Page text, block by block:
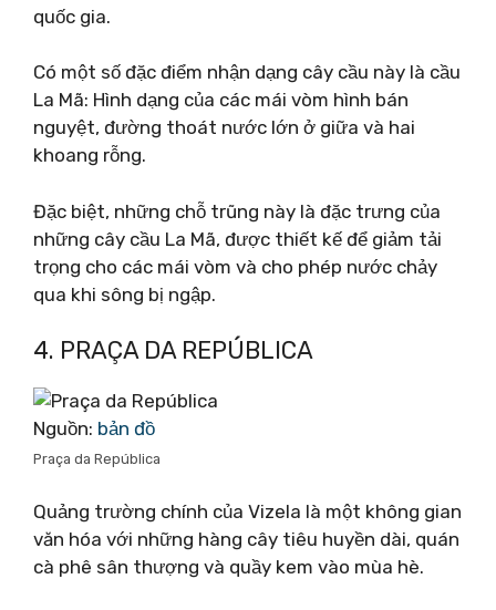
quốc gia.
Có một số đặc điểm nhận dạng cây cầu này là cầu
La Mã: Hình dạng của các mái vòm hình bán
nguyệt, đường thoát nước lớn ở giữa và hai
khoang rỗng.
Đặc biệt, những chỗ trũng này là đặc trưng của
những cây cầu La Mã, được thiết kế để giảm tải
trọng cho các mái vòm và cho phép nước chảy
qua khi sông bị ngập.
4. PRAÇA DA REPÚBLICA
Nguồn: bản đồ
Praça da República
Quảng trường chính của Vizela là một không gian
văn hóa với những hàng cây tiêu huyền dài, quán
cà phê sân thượng và quầy kem vào mùa hè.